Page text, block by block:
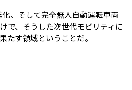
、そして完全無人自動運転車両
で、そうした次世代モビリティに
たす領域ということだ。